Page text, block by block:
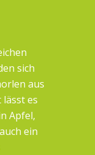
sich
aus
es
Apfel,
ein